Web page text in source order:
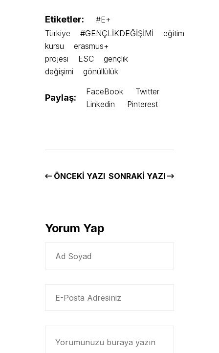
Etiketler:
#E+
Türkiye
#GENÇLİKDEĞİŞİMİ
eğitim
kursu
erasmus+
projesi
ESC
gençlik
değişimi
gönüllülük
Paylaş:
FaceBook
Twitter
Linkedin
Pinterest
ÖNCEKI YAZI SONRAKI YAZI
Yorum Yap